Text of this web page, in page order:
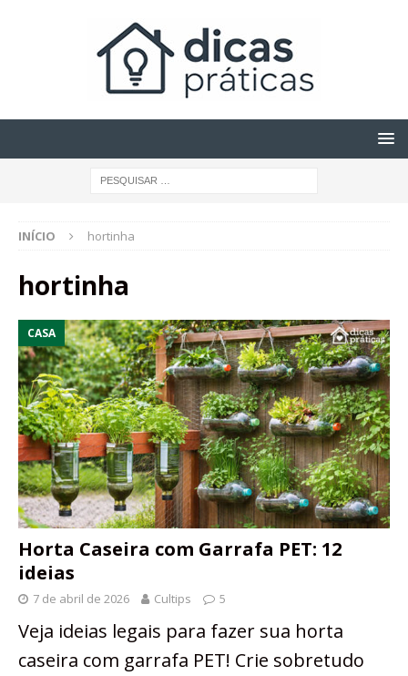
INÍCIO hortinha
hortinha
CASA
Horta Caseira com Garrafa PET: 12
ideias
7 de abril de 2026 Cultips 5
Veja ideias legais para fazer sua horta
caseira com garrafa PET! Crie sobretudo